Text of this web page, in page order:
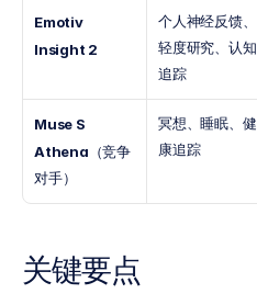
Emotiv
Insight 2
个人神经反馈、
轻度研究、认知
追踪
Muse S
Athena （竞争
对手）
冥想、睡眠、健
康追踪
关键要点